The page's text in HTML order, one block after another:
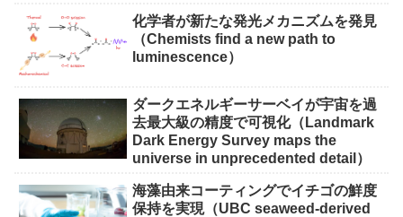
化学者が新たな発光メカニズムを発見
（Chemists find a new path to
luminescence）
ダークエネルギーサーベイが宇宙を過
去最大級の精度で可視化（Landmark
Dark Energy Survey maps the
universe in unprecedented detail）
海藻由来コーティングでイチゴの鮮度
保持を実現（UBC seaweed-derived